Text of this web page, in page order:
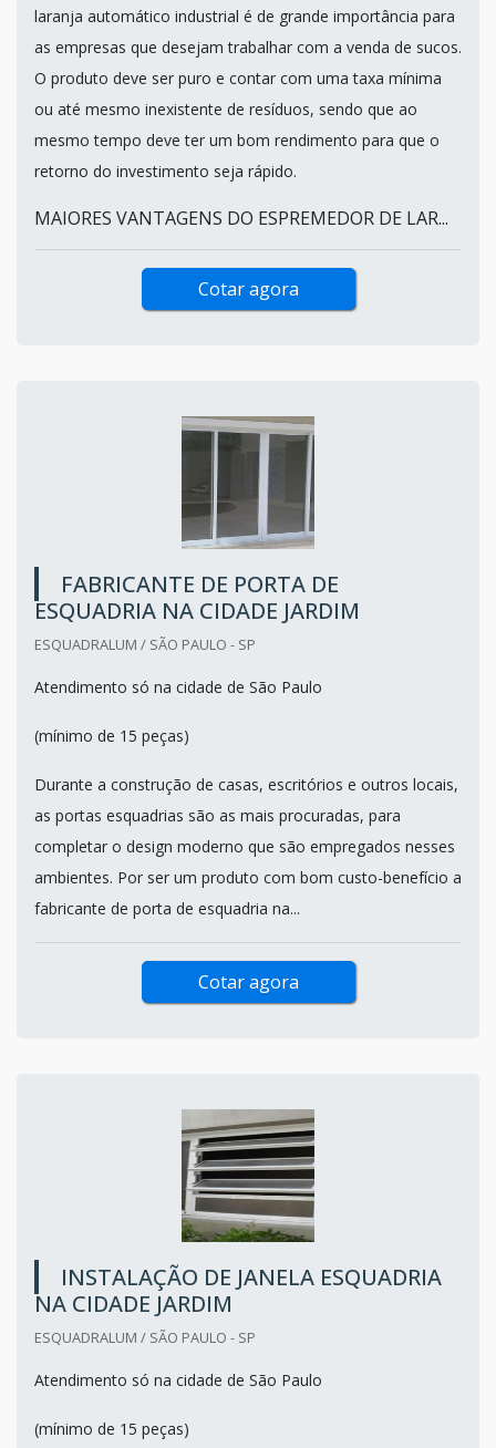
laranja automático industrial é de grande importância para
as empresas que desejam trabalhar com a venda de sucos.
O produto deve ser puro e contar com uma taxa mínima
ou até mesmo inexistente de resíduos, sendo que ao
mesmo tempo deve ter um bom rendimento para que o
retorno do investimento seja rápido.
MAIORES VANTAGENS DO ESPREMEDOR DE LAR...
Cotar agora
FABRICANTE DE PORTA DE
ESQUADRIA NA CIDADE JARDIM
ESQUADRALUM / SÃO PAULO - SP
Atendimento só na cidade de São Paulo
(mínimo de 15 peças)
Durante a construção de casas, escritórios e outros locais,
as portas esquadrias são as mais procuradas, para
completar o design moderno que são empregados nesses
ambientes. Por ser um produto com bom custo-benefício a
fabricante de porta de esquadria na...
Cotar agora
INSTALAÇÃO DE JANELA ESQUADRIA
NA CIDADE JARDIM
ESQUADRALUM / SÃO PAULO - SP
Atendimento só na cidade de São Paulo
(mínimo de 15 peças)